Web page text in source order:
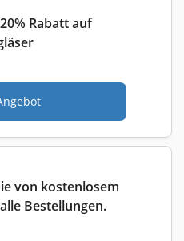
Rabatt auf
von kostenlosem
Bestellungen.